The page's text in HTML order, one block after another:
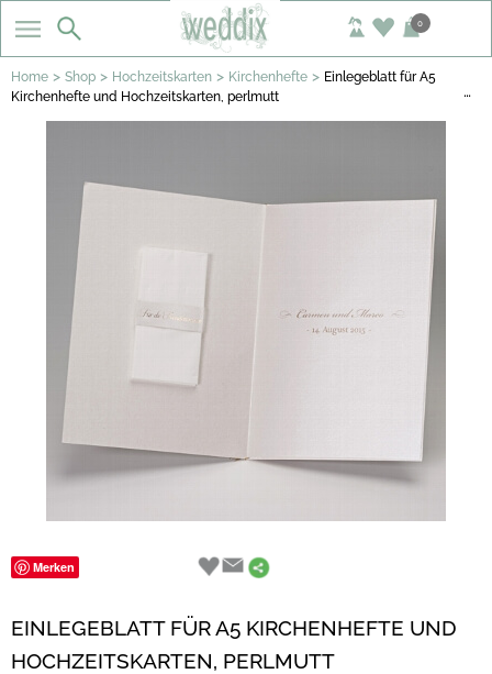
0
Home > Shop > Hochzeitskarten > Kirchenhefte > Einlegeblatt für A5
Kirchenhefte und Hochzeitskarten, perlmutt
…
Merken
EINLEGEBLATT FÜR A5 KIRCHENHEFTE UND
HOCHZEITSKARTEN, PERLMUTT